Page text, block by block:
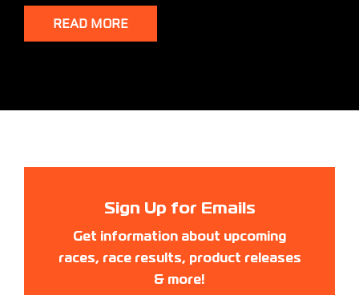
READ MORE
Sign Up for Emails
Get information about upcoming
races, race results, product releases
& more!